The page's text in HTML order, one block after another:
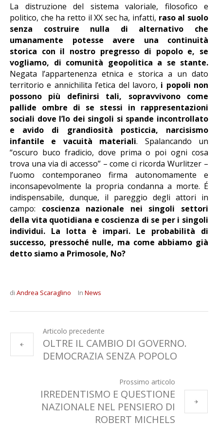
La distruzione del sistema valoriale, filosofico e
politico, che ha retto il XX sec ha, infatti, raso al suolo
senza costruire nulla di alternativo che
umanamente potesse avere una continuità
storica con il nostro pregresso di popolo e, se
vogliamo, di comunità geopolitica a se stante.
Negata l’appartenenza etnica e storica a un dato
territorio e annichilita l’etica del lavoro, i popoli non
possono più definirsi tali, sopravvivono come
pallide ombre di se stessi in rappresentazioni
sociali dove l’Io dei singoli si spande incontrollato
e avido di grandiosità posticcia, narcisismo
infantile e vacuità materiali. Spalancando un
“oscuro buco fradicio, dove prima o poi ogni cosa
trova una via di accesso” – come ci ricorda Wurlitzer –
l’uomo contemporaneo firma autonomamente e
inconsapevolmente la propria condanna a morte. É
indispensabile, dunque, il pareggio degli attori in
campo: coscienza nazionale nei singoli settori
della vita quotidiana e coscienza di se per i singoli
individui. La lotta è impari. Le probabilità di
successo, pressoché nulle, ma come abbiamo già
detto siamo a Primosole, No?
di Andrea Scaraglino In News
Articolo precedente
OLTRE IL CAMBIO DI GOVERNO.
DEMOCRAZIA SENZA POPOLO
Prossimo articolo
IRREDENTISMO E QUESTIONE
NAZIONALE NEL PENSIERO DI
ROBERT MICHELS